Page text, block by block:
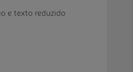
e texto reduzido